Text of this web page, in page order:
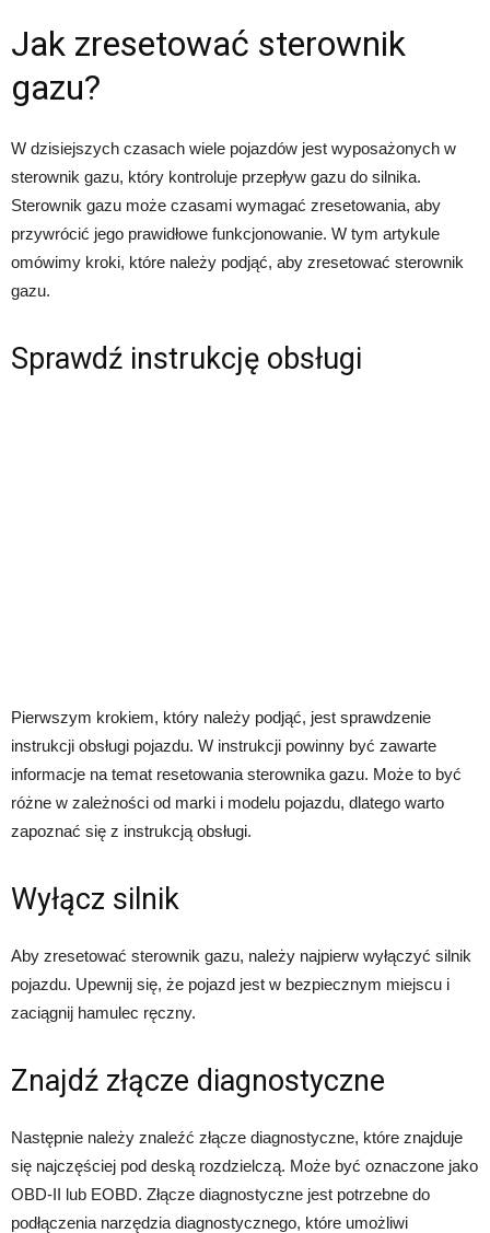
Jak zresetować sterownik
gazu?
W dzisiejszych czasach wiele pojazdów jest wyposażonych w
sterownik gazu, który kontroluje przepływ gazu do silnika.
Sterownik gazu może czasami wymagać zresetowania, aby
przywrócić jego prawidłowe funkcjonowanie. W tym artykule
omówimy kroki, które należy podjąć, aby zresetować sterownik
gazu.
Sprawdź instrukcję obsługi
Pierwszym krokiem, który należy podjąć, jest sprawdzenie
instrukcji obsługi pojazdu. W instrukcji powinny być zawarte
informacje na temat resetowania sterownika gazu. Może to być
różne w zależności od marki i modelu pojazdu, dlatego warto
zapoznać się z instrukcją obsługi.
Wyłącz silnik
Aby zresetować sterownik gazu, należy najpierw wyłączyć silnik
pojazdu. Upewnij się, że pojazd jest w bezpiecznym miejscu i
zaciągnij hamulec ręczny.
Znajdź złącze diagnostyczne
Następnie należy znaleźć złącze diagnostyczne, które znajduje
się najczęściej pod deską rozdzielczą. Może być oznaczone jako
OBD-II lub EOBD. Złącze diagnostyczne jest potrzebne do
podłączenia narzędzia diagnostycznego, które umożliwi